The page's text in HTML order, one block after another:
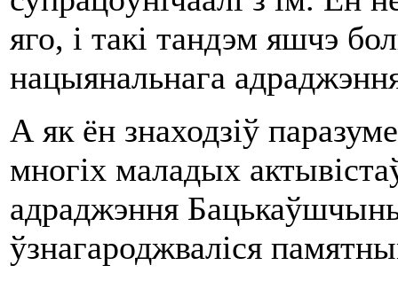
яго, і такі тандэм яшчэ
нацыянальнага
А як ён знаходзіў
многіх маладых
адраджэння
ўзнагароджваліся